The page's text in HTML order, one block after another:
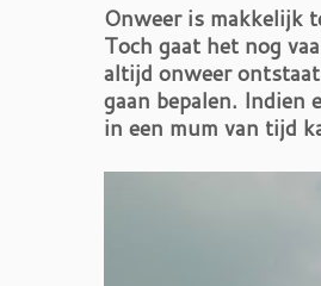
Onweer is makkelijk
Toch gaat het nog
altijd onweer
gaan bepalen. Indien
in een mum van tijd